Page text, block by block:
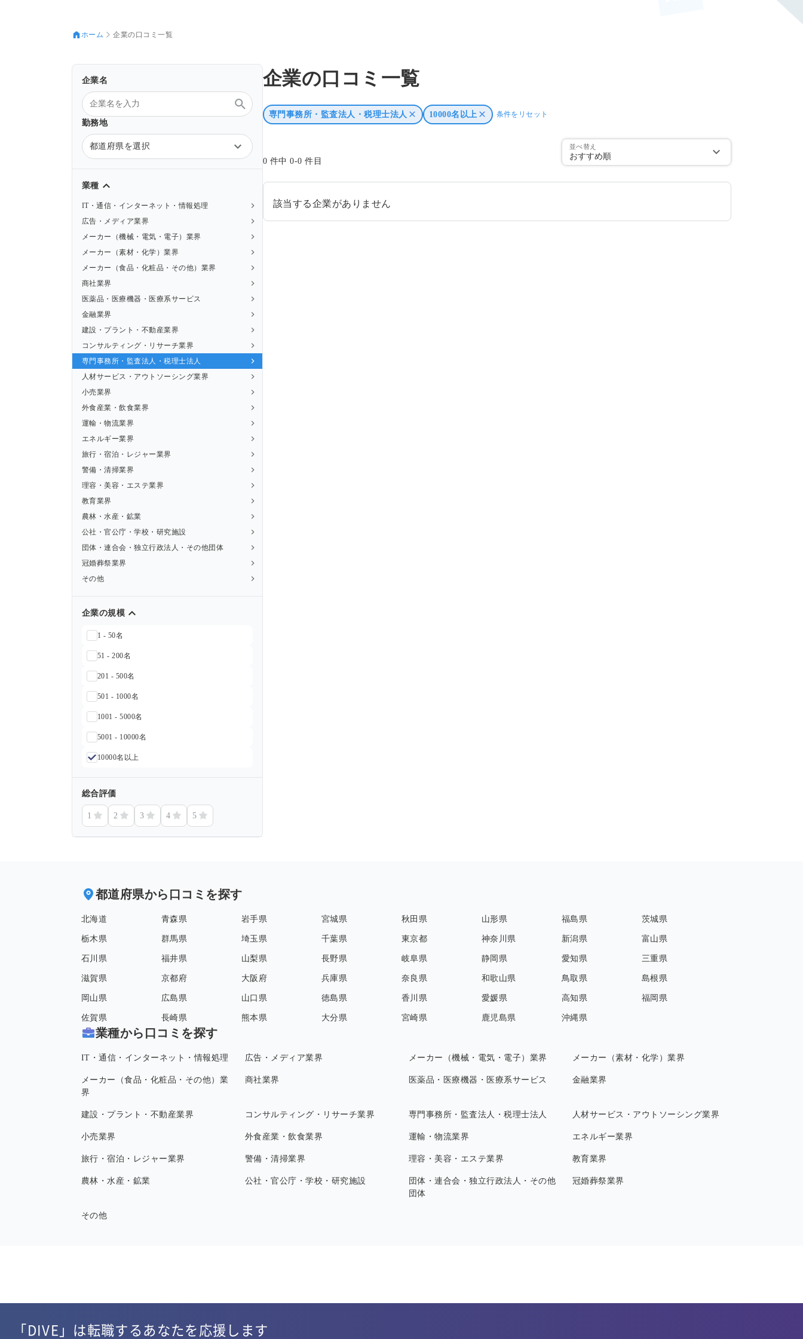
ホーム 企業の口コミ一覧
企業の口コミ一覧
専門事務所・監査法人・税理士法人 10000名以上 条件をリセット
0 件中 0-0 件目
並べ替え
おすすめ順
該当する企業がありません
企業名
勤務地
都道府県を選択
業種
IT・通信・インターネット・情報処理
広告・メディア業界
メーカー（機械・電気・電子）業界
メーカー（素材・化学）業界
メーカー（食品・化粧品・その他）業界
商社業界
医薬品・医療機器・医療系サービス
金融業界
建設・プラント・不動産業界
コンサルティング・リサーチ業界
専門事務所・監査法人・税理士法人
人材サービス・アウトソーシング業界
小売業界
外食産業・飲食業界
運輸・物流業界
エネルギー業界
旅行・宿泊・レジャー業界
警備・清掃業界
理容・美容・エステ業界
教育業界
農林・水産・鉱業
公社・官公庁・学校・研究施設
団体・連合会・独立行政法人・その他団体
冠婚葬祭業界
その他
企業の規模
1 - 50名
51 - 200名
201 - 500名
501 - 1000名
1001 - 5000名
5001 - 10000名
10000名以上
総合評価
1 2 3 4 5
都道府県から口コミを探す
北海道 青森県 岩手県 宮城県 秋田県 山形県 福島県 茨城県
栃木県 群馬県 埼玉県 千葉県 東京都 神奈川県 新潟県 富山県
石川県 福井県 山梨県 長野県 岐阜県 静岡県 愛知県 三重県
滋賀県 京都府 大阪府 兵庫県 奈良県 和歌山県 鳥取県 島根県
岡山県 広島県 山口県 徳島県 香川県 愛媛県 高知県 福岡県
佐賀県 長崎県 熊本県 大分県 宮崎県 鹿児島県 沖縄県
業種から口コミを探す
IT・通信・インターネット・情報処理 広告・メディア業界 メーカー（機械・電気・電子）業界 メーカー（素材・化学）業界
メーカー（食品・化粧品・その他）業
界
商社業界 医薬品・医療機器・医療系サービス 金融業界
建設・プラント・不動産業界 コンサルティング・リサーチ業界 専門事務所・監査法人・税理士法人 人材サービス・アウトソーシング業界
小売業界 外食産業・飲食業界 運輸・物流業界 エネルギー業界
旅行・宿泊・レジャー業界 警備・清掃業界 理容・美容・エステ業界 教育業界
農林・水産・鉱業 公社・官公庁・学校・研究施設
団体・連合会・独立行政法人・その他
団体
冠婚葬祭業界
その他
「DIVE」は転職するあなたを応援します